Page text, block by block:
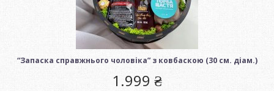
“Запаска справжнього чоловіка” з ковбаскою (30 см. діам.)
1.999 ₴